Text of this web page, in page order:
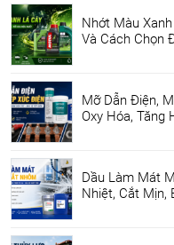
Nhớt Màu
Và Cách Chọn
Mỡ Dẫn Điện,
Oxy Hóa, Tăng
Dầu Làm Mát
Nhiệt, Cắt Mịn,